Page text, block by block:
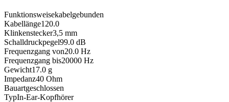
Funktionsweisekabelgebunden
Kabellänge120.0
Klinkenstecker3,5 mm
Schalldruckpegel99.0 dB
Frequenzgang von20.0 Hz
Frequenzgang bis20000 Hz
Gewicht17.0 g
Impedanz40 Ohm
Bauartgeschlossen
TypIn-Ear-Kopfhörer